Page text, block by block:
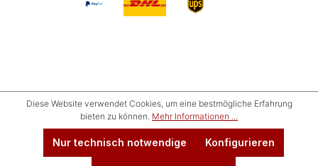
Diese Website verwendet Cookies, um eine bestmögliche Erfahrung
bieten zu können. Mehr Informationen ...
Nur technisch notwendige Konfigurieren